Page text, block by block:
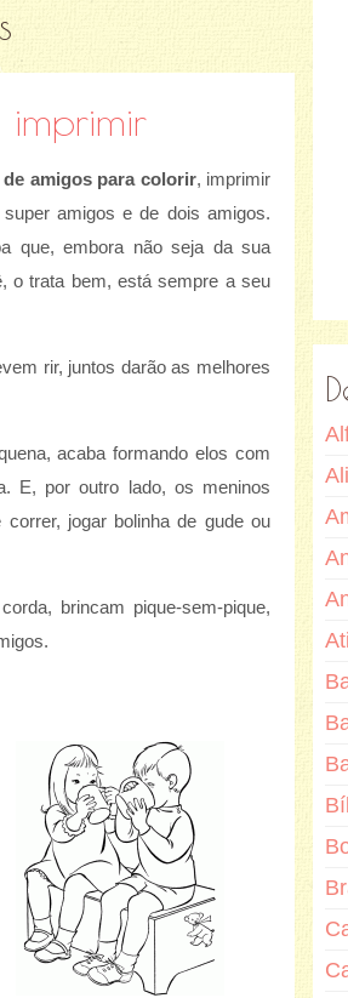
imprimir
de amigos para colorir, imprimir
amigos e de dois amigos.
que, embora não seja da sua
o trata bem, está sempre a seu
rir, juntos darão as melhores
acaba formando elos com
E, por outro lado, os meninos
jogar bolinha de gude ou
brincam pique-sem-pique,